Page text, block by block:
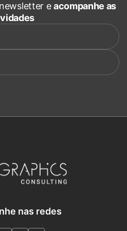
eacompanhe as
nas redes